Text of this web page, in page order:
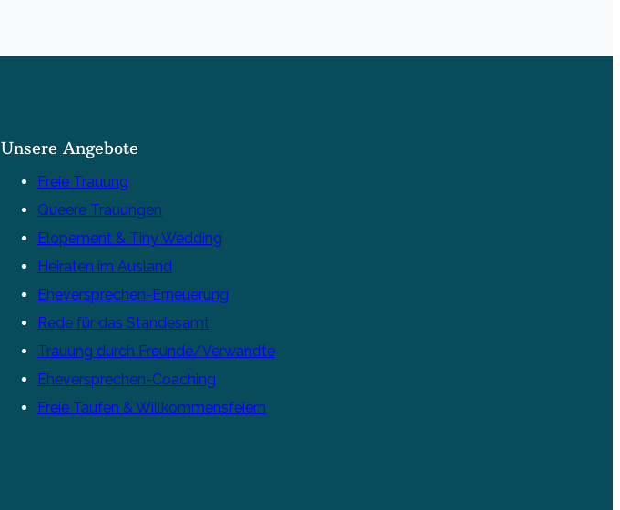
Unsere Angebote
Freie Trauung
Queere Trauungen
Elopement & Tiny Wedding
Heiraten im Ausland
Eheversprechen-Erneuerung
Rede für das Standesamt
Trauung durch Freunde/Verwandte
Eheversprechen-Coaching
Freie Taufen & Willkommensfeiern